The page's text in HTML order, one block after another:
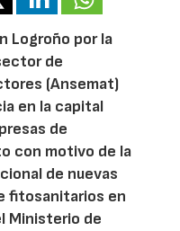
Logroño por la
de
(Ansemat)
en la capital
de
con motivo de la
de nuevas
fitosanitarios en
Ministerio de